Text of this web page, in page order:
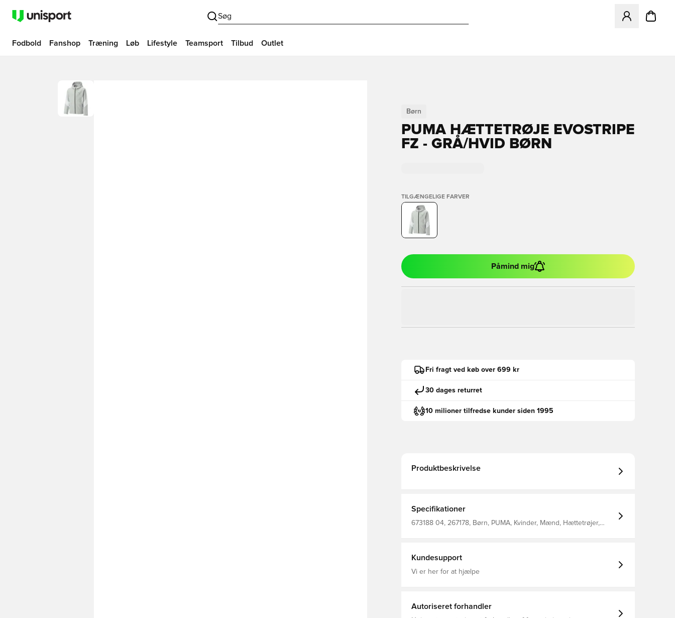
Søg
Åbner en
Fodbold Fanshop Træning Løb Lifestyle Teamsport Tilbud Outlet
Børn
PUMA HÆTTETRØJE EVOSTRIPE
FZ - GRÅ/HVID BØRN
TILGÆNGELIGE FARVER
Påmind mig
Fri fragt ved køb over 699 kr
30 dages returret
10 milioner tilfredse kunder siden 1995
Produktbeskrivelse
Specifikationer
673188 04, 267178, Børn, PUMA, Kvinder, Mænd, Hættetrøjer,
Kundesupport
Vi er her for at hjælpe
Autoriseret forhandler